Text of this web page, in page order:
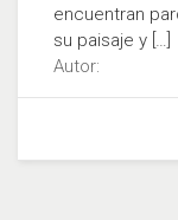
encuentran
su paisaje y […]
Autor: